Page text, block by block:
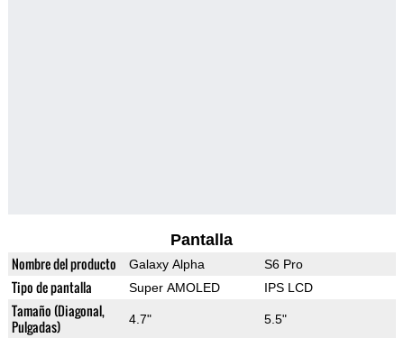
Pantalla
Nombre del producto Galaxy Alpha S6 Pro
Tipo de pantalla Super AMOLED IPS LCD
Tamaño (Diagonal,
Pulgadas)
4.7" 5.5"